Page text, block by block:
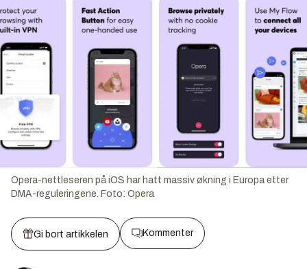
Opera-nettleseren på iOS har hatt massiv økning i Europa etter
DMA-reguleringene. Foto: Opera
Gi bort artikkelen Kommenter